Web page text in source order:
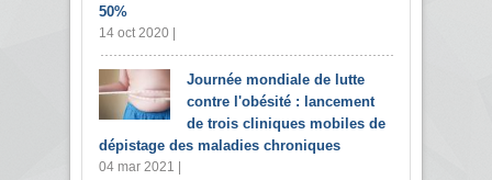
50%
14 oct 2020 |
Journée mondiale de lutte
contre l'obésité : lancement
de trois cliniques mobiles de
dépistage des maladies chroniques
04 mar 2021 |